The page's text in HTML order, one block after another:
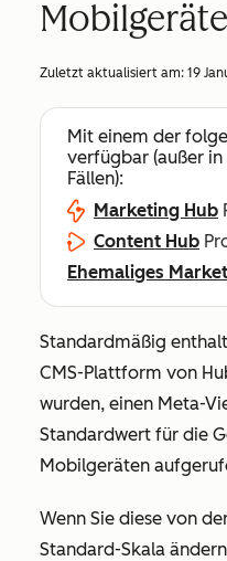
Zuletzt aktualisiert am: 19
Mit einem der
verfügbar (außer
Fällen):
Marketing Hub
Content Hub
Ehemaliges
Standardmäßig
CMS-Plattform von
wurden, einen Meta-
Standardwert für die
Mobilgeräten
Wenn Sie diese von
Standard-Skala